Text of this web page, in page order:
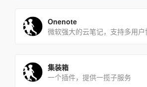
Onenote
微软强大的云笔记，支持多用户
集装箱
一个插件，提供一揽子服务